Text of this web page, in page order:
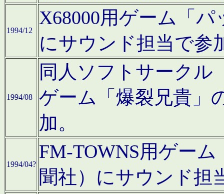
1994/12
X68000用ゲーム「
にサウンド担当で参
1994/08
同人ソフトサークル
ゲーム「爆裂兄貴」
加。
1994/04?
FM-TOWNS用ゲー
聞社）にサウンド担